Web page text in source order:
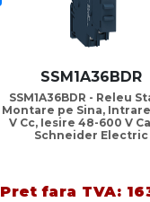
SSM1A36BDR
SSM1A36BDR - Releu
Montare pe Sina,
V Cc, Iesire 48-600 V
Schneider Electric
Pret fara TVA: